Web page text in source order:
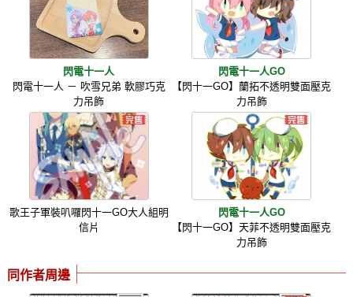
閃電十一人
閃電十一人 － 吹雪兄弟 軟膠巧克
力吊飾
閃電十一人GO
【閃十一GO】蘭拓不透明雙面壓克
力吊飾
歌王子軍裝叭囉閃十一GO大人組明
信片
閃電十一人GO
【閃十一GO】天菲不透明雙面壓克
力吊飾
同作者周邊